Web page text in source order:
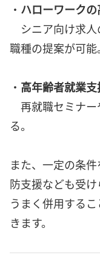
・ ハローワーク
シニア向け求人
職種の提案が可能
・ 高年齢者就業
再就職セミナー
る。
また、一定の条
防支援なども受
うまく併用する
きます。